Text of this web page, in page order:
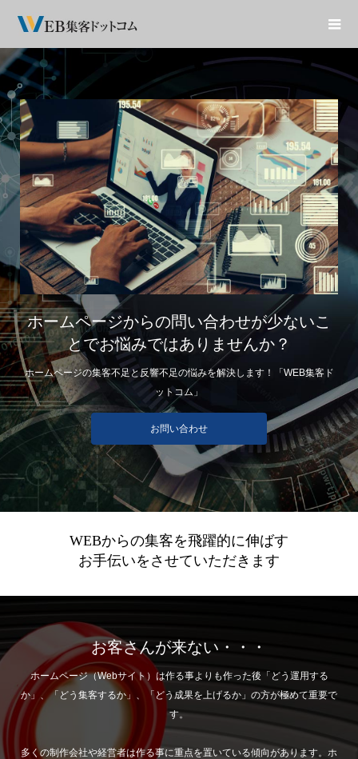
ホームページからの問い合わせが少ないこ
とでお悩みではありませんか？
ホームページの集客不足と反響不足の悩みを解決します！「WEB集客ド
ットコム」
お問い合わせ
WEBからの集客を飛躍的に伸ばす
お手伝いをさせていただきます
お客さんが来ない・・・
ホームページ（Webサイト）は作る事よりも作った後「どう運用する
か」、「どう集客するか」、「どう成果を上げるか」の方が極めて重要で
す。
多くの制作会社や経営者は作る事に重点を置いている傾向があります。ホ